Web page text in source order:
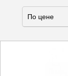
По ценe